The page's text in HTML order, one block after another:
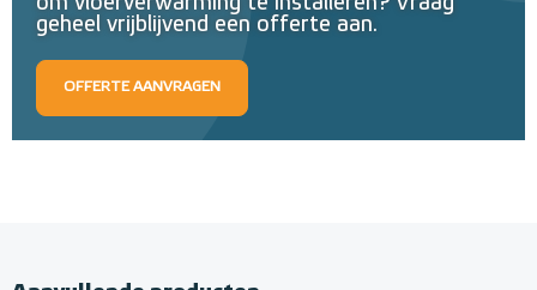
geheel vrijblijvend een offerte aan.
OFFERTE AANVRAGEN